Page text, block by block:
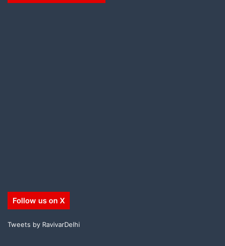
Follow us on X
Tweets by RavivarDelhi